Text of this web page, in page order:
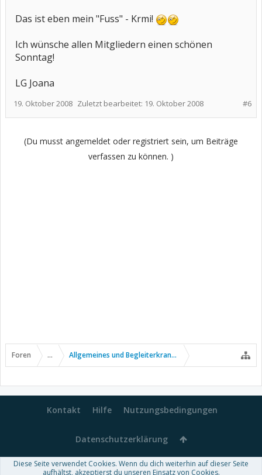
Das ist eben mein "Fuss" - Krmi!
Ich wünsche allen Mitgliedern einen schönen
Sonntag!
LG Joana
#6
19. Oktober 2008 Zuletzt bearbeitet: 19. Oktober 2008
(Du musst angemeldet oder registriert sein, um Beiträge
verfassen zu können. )
Foren ... Allgemeines und Begleiterkrankungen
Kontakt Hilfe Nutzungsbedingungen
Datenschutzerklärung
Forum software by XenForo™-Deutsch von xenDach
Diese Seite verwendet Cookies. Wenn du dich weiterhin auf dieser Seite
aufhältst, akzeptierst du unseren Einsatz von Cookies.